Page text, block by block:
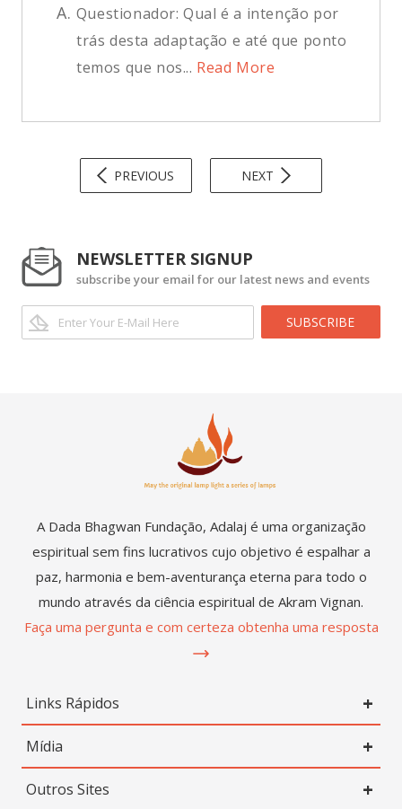
A. Questionador: Qual é a intenção por
trás desta adaptação e até que ponto
temos que nos... Read More
PREVIOUS NEXT
NEWSLETTER SIGNUP
subscribe your email for our latest news and events
SUBSCRIBE
A Dada Bhagwan Fundação, Adalaj é uma organização
espiritual sem fins lucrativos cujo objetivo é espalhar a
paz, harmonia e bem-aventurança eterna para todo o
mundo através da ciência espiritual de Akram Vignan.
Faça uma pergunta e com certeza obtenha uma resposta
Links Rápidos
Mídia
Outros Sites